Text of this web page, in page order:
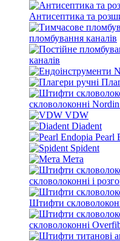
Антисептика та
пломбування каналів
каналів
скловолоконні
VDW
Diadent
Pearl
Spident
Мета
скловолоконні і
Штифти
скловолоконні